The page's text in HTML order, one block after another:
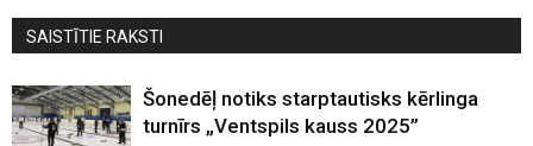
SAISTĪTIE RAKSTI
Šonedēļ notiks starptautisks kērlinga
turnīrs „Ventspils kauss 2025”